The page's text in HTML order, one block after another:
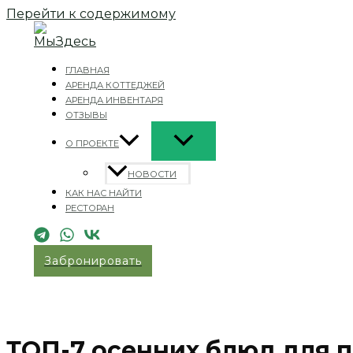
Перейти к содержимому
ГЛАВНАЯ
АРЕНДА КОТТЕДЖЕЙ
АРЕНДА ИНВЕНТАРЯ
ОТЗЫВЫ
О ПРОЕКТЕ
НОВОСТИ
КАК НАС НАЙТИ
РЕСТОРАН
Забронировать